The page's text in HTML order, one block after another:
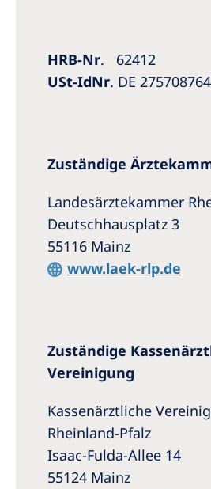
HRB-Nr. 62412
USt-IdNr. DE 275708764
Zuständige
Landesärztekammer
Deutschhausplatz 3
55116 Mainz
www.laek-rlp.de
Zuständige
Vereinigung
Kassenärztliche
Rheinland-Pfalz
Isaac-Fulda-Allee 14
55124 Mainz